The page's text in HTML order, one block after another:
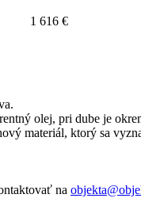
1 616 €
olej, pri dube je
materiál, ktorý sa
na